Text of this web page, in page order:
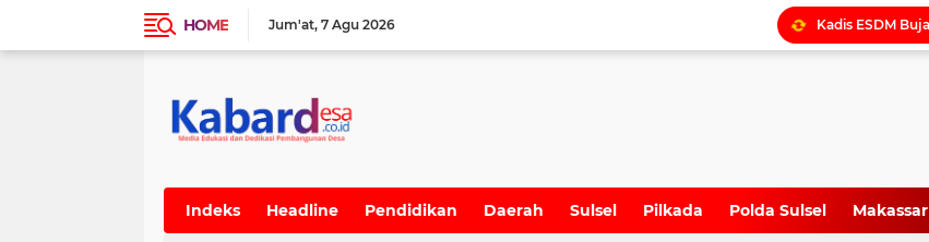
HOME Jum'at 7 Agu 2026
Indeks Headline Pendidikan Daerah Sulsel Pilkada Polda Sulsel Makassar